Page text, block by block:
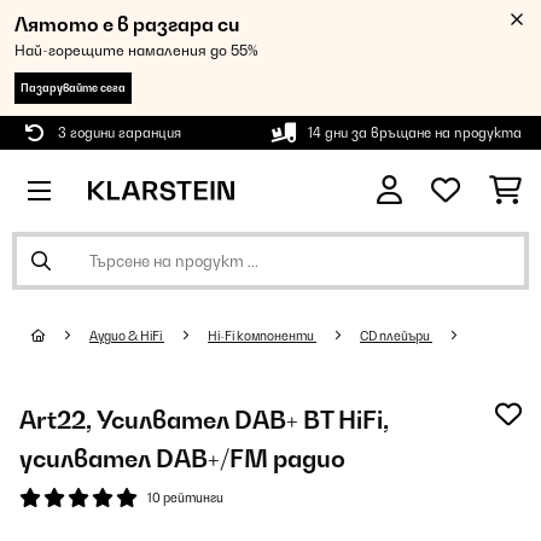
Лятото е в разгара си
Най-горещите намаления до 55%
Пазарувайте сега
3 години гаранция 14 дни за връщане на продукта
Аудио & HiFi Hi-Fi компоненти CD плейъри
Art22, Усилвател DAB+ BT HiFi,
усилвател DAB+/FM радио
10 рейтинги